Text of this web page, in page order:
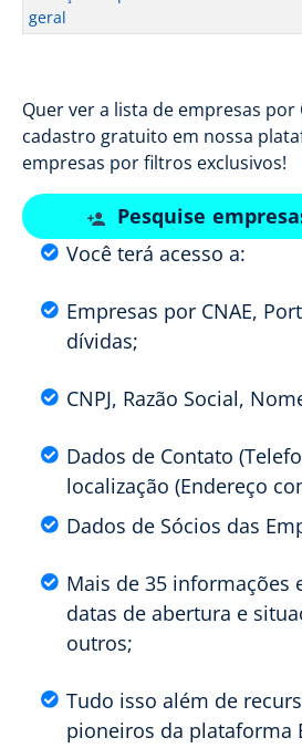
geral
Quer ver a lista de empresas por
cadastro gratuito em nossa
empresas por filtros exclusivos!
Pesquise
Você terá acesso a:
Empresas por CNAE,
dívidas;
CNPJ, Razão Social,
Dados de Contato
localização (Endereço
Dados de Sócios das
Mais de 35 informações
datas de abertura e
outros;
Tudo isso além de
pioneiros da plataforma